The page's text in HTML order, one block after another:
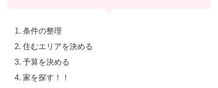
条件の整理
住むエリアを決める
予算を決める
家を探す！！